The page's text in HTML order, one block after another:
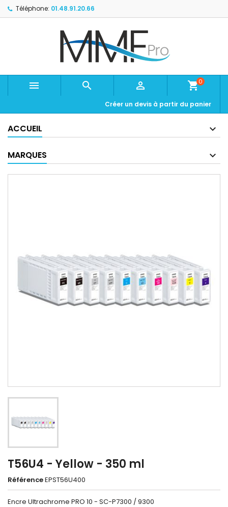
Téléphone: 01.48.91.20.66
   shopping_cart0
Créer un devis à partir du panier
ACCUEIL
MARQUES
T56U4 - Yellow - 350 ml
RéférenceEPST56U400
Encre Ultrachrome PRO 10 - SC-P7300 / 9300